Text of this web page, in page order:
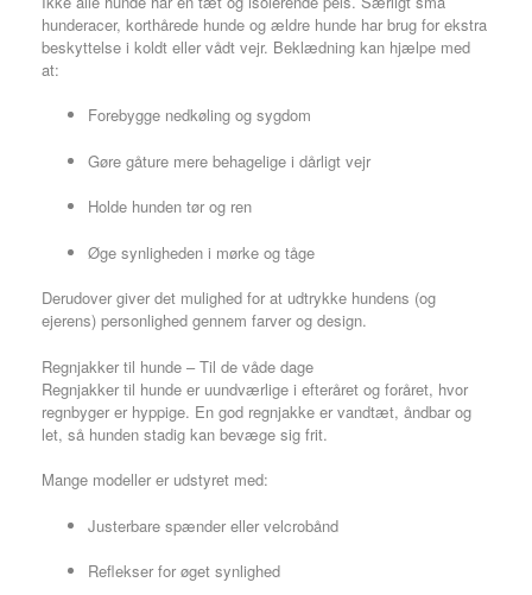
hunderacer, korthårede hunde og ældre hunde har brug for ekstra
beskyttelse i koldt eller vådt vejr. Beklædning kan hjælpe med
at:
Forebygge nedkøling og sygdom
Gøre gåture mere behagelige i dårligt vejr
Holde hunden tør og ren
Øge synligheden i mørke og tåge
Derudover giver det mulighed for at udtrykke hundens (og
ejerens) personlighed gennem farver og design.
Regnjakker til hunde – Til de våde dage
Regnjakker til hunde er uundværlige i efteråret og foråret, hvor
regnbyger er hyppige. En god regnjakke er vandtæt, åndbar og
let, så hunden stadig kan bevæge sig frit.
Mange modeller er udstyret med:
Justerbare spænder eller velcrobånd
Reflekser for øget synlighed